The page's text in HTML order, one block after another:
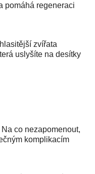
pomáhá regeneraci
zvířata
uslyšíte na desítky
co nezapomenout,
komplikacím